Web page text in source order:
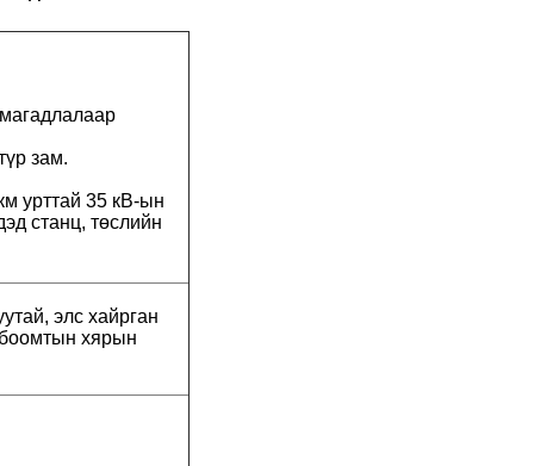
зам.
урттай 35 кВ-ын
станц, төслийн
элс хайрган
хярын